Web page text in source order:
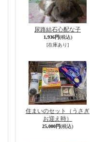
尿路結石心配な子
1,936円(税込)
[在庫あり]
住まいのセット（うさぎ
お迎え時）
25,000円(税込)